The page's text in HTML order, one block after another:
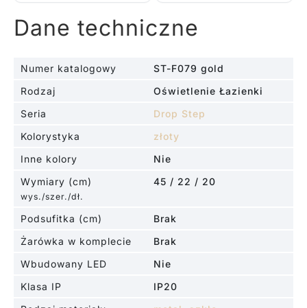
Dane techniczne
Numer katalogowy
ST-F079 gold
Rodzaj
Oświetlenie Łazienki
Seria
Drop Step
Kolorystyka
złoty
Inne kolory
Nie
Wymiary (cm)
wys./szer./dł.
45 / 22 / 20
Podsufitka (cm)
Brak
Żarówka w komplecie
Brak
Wbudowany LED
Nie
Klasa IP
IP20